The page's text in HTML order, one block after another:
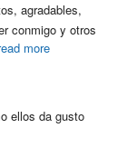
agradables,
conmigo y otros
more
ellos da gusto